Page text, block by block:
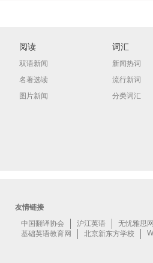
阅读
双语新闻
名著选读
图片新闻
词汇
新闻热词
流行新词
分类词汇